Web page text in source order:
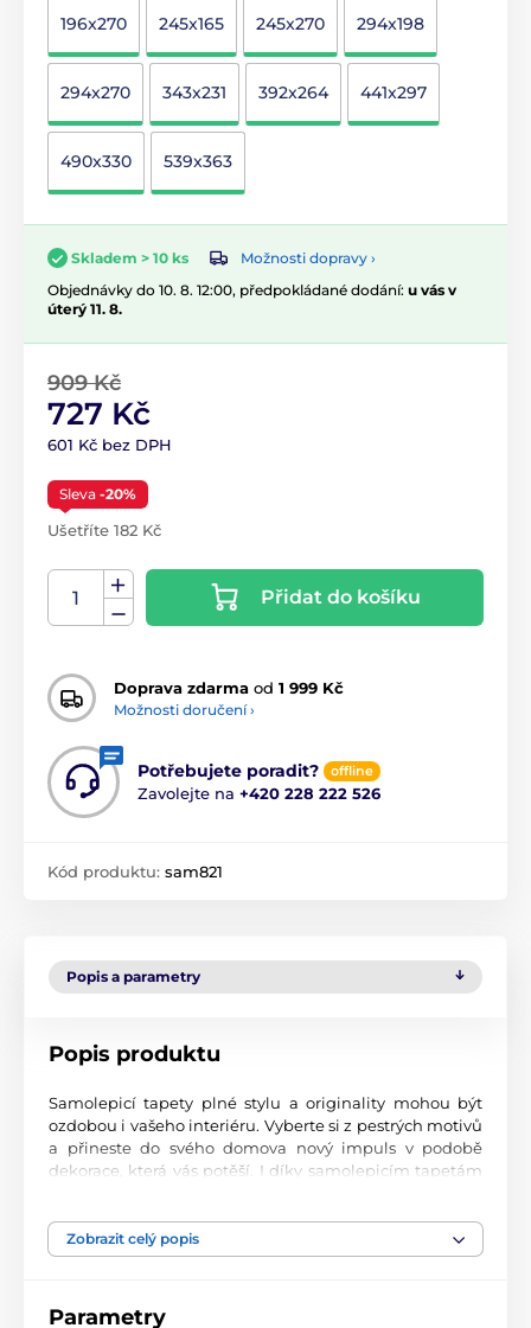
196x270 245x165 245x270 294x198
294x270 343x231 392x264 441x297
490x330 539x363
Skladem > 10 ks
Možnosti dopravy ›
Objednávky do 10. 8. 12:00, předpokládané dodání: u vás v
úterý 11. 8.
909 Kč
727 Kč
601 Kč bez DPH
Sleva -20%
Ušetříte 182 Kč
Přidat do košíku
Doprava zdarma od 1 999 Kč
Možnosti doručení ›
Potřebujete poradit? offline
Zavolejte na +420 228 222 526
Kód produktu: sam821
Popis a parametry
Popis produktu
Samolepicí tapety plné stylu a originality mohou být
ozdobou i vašeho interiéru. Vyberte si z pestrých motivů
a přineste do svého domova nový impuls v podobě
dekorace, která vás potěší. I díky samolepicím tapetám
Perfektní tiskové zpracování
materiál s jemným povrchem a matným vzhledem. Tisk
Zobrazit celý popis
Parametry